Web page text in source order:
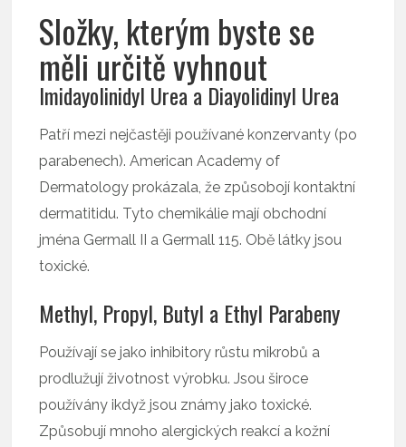
Složky, kterým byste se
měli určitě vyhnout
Imidayolinidyl Urea a Diayolidinyl Urea
Patří mezi nejčastěji používané konzervanty (po
parabenech). American Academy of
Dermatology prokázala, že způsobojí kontaktní
dermatitidu. Tyto chemikálie mají obchodní
jména Germall II a Germall 115. Obě látky jsou
toxické.
Methyl, Propyl, Butyl a Ethyl Parabeny
Používají se jako inhibitory růstu mikrobů a
prodlužují životnost výrobku. Jsou široce
používány ikdyž jsou známy jako toxické.
Způsobují mnoho alergických reakcí a kožní